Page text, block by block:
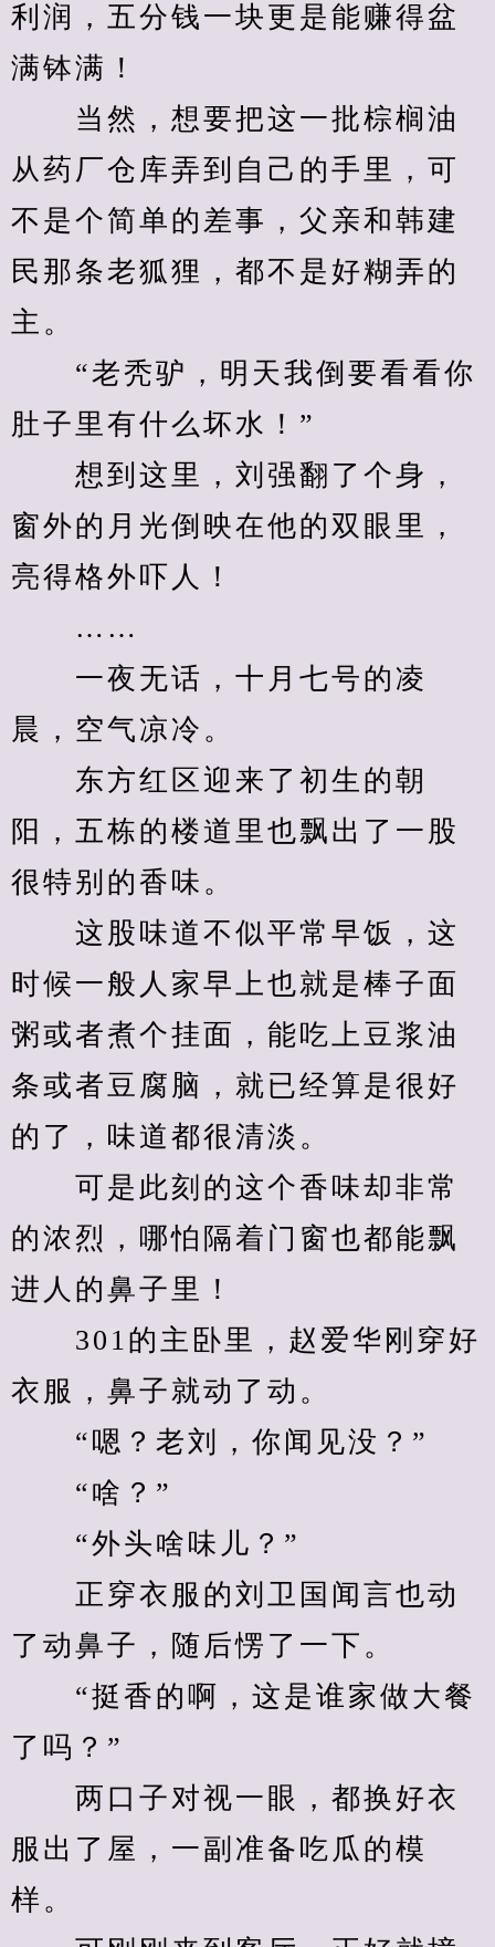
利润，五分钱一块更是能赚得盆
满钵满！
当然，想要把这一批棕榈油
从药厂仓库弄到自己的手里，可
不是个简单的差事，父亲和韩建
民那条老狐狸，都不是好糊弄的
主。
“老秃驴，明天我倒要看看你
肚子里有什么坏水！”
想到这里，刘强翻了个身，
窗外的月光倒映在他的双眼里，
亮得格外吓人！
……
一夜无话，十月七号的凌
晨，空气凉冷。
东方红区迎来了初生的朝
阳，五栋的楼道里也飘出了一股
很特别的香味。
这股味道不似平常早饭，这
时候一般人家早上也就是棒子面
粥或者煮个挂面，能吃上豆浆油
条或者豆腐脑，就已经算是很好
的了，味道都很清淡。
可是此刻的这个香味却非常
的浓烈，哪怕隔着门窗也都能飘
进人的鼻子里！
301的主卧里，赵爱华刚穿好
衣服，鼻子就动了动。
“嗯？老刘，你闻见没？”
“啥？”
“外头啥味儿？”
正穿衣服的刘卫国闻言也动
了动鼻子，随后愣了一下。
“挺香的啊，这是谁家做大餐
了吗？”
两口子对视一眼，都换好衣
服出了屋，一副准备吃瓜的模
样。